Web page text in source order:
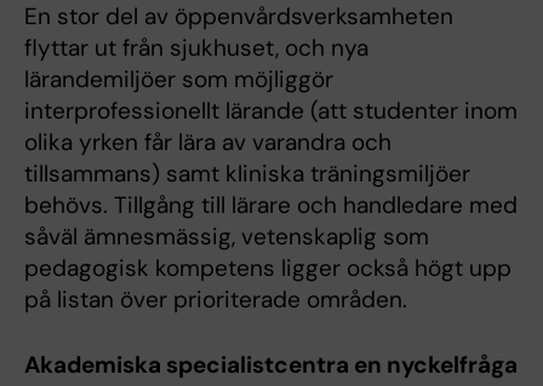
En stor del av öppenvårdsverksamheten
flyttar ut från sjukhuset, och nya
lärandemiljöer som möjliggör
interprofessionellt lärande (att studenter inom
olika yrken får lära av varandra och
tillsammans) samt kliniska träningsmiljöer
behövs. Tillgång till lärare och handledare med
såväl ämnesmässig, vetenskaplig som
pedagogisk kompetens ligger också högt upp
på listan över prioriterade områden.
Akademiska specialistcentra en nyckelfråga